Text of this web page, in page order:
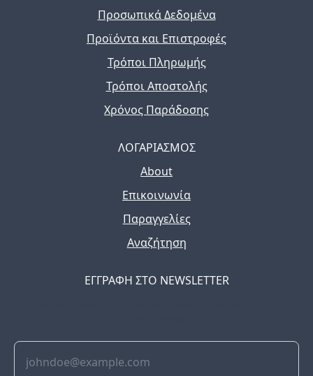
Προσωπικά Δεδομένα
Προϊόντα και Επιστροφές
Τρόποι Πληρωμής
Τρόποι Αποστολής
Χρόνος Παράδοσης
ΛΟΓΑΡΙΑΣΜΟΣ
About
Επικοινωνία
Παραγγελίες
Αναζήτηση
ΕΓΓΡΑΦΗ ΣΤΟ NEWSLETTER